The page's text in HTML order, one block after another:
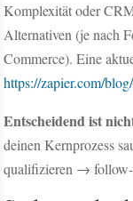
Komplexität oder
Alternativen (je nach
Commerce). Eine
https://zapier.com/
Entscheidend ist
deinen Kernprozess
qualifizieren →